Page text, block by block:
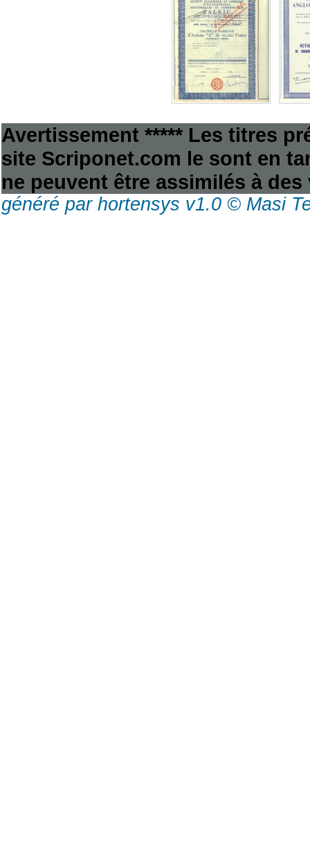
Avertissement ***** Les titres
site Scriponet.com le sont en
ne peuvent être assimilés à
généré par hortensys v1.0 © Masi